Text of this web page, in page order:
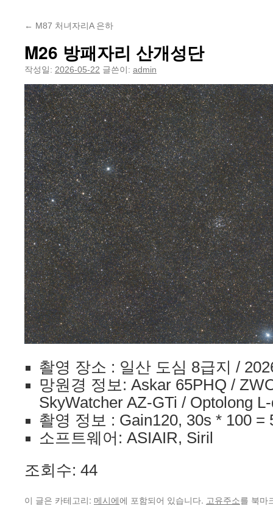
← M87 처녀자리A 은하
M26 방패자리 산개성단
작성일: 2026-05-22 글쓴이: admin
촬영 장소 : 일산 도심 8급지 /
망원경 정보: Askar 65PHQ /
SkyWatcher AZ-GTi / Optolong
촬영 정보 : Gain120, 30s * 100 =
소프트웨어: ASIAIR, Siril
조회수: 44
이 글은 카테고리: 메시에에 포함되어 있습니다. 고유주소를 북마